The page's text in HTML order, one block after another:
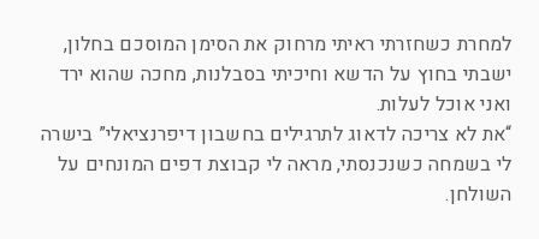
למחרת כשחזרתי ראיתי מרחוק את הסימן המוסכם בחלון,
ישבתי בחוץ על הדשא וחיכיתי בסבלנות, מחכה שהוא ירד
ואני אוכל לעלות.
“את לא צריכה לדאוג לתרגילים בחשבון דיפרנציאלי” בישרה
לי בשמחה כשנכנסתי, מראה לי קבוצת דפים המונחים על
השולחן.